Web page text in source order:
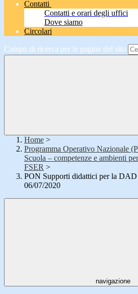
Contatti
Contatti e orari degli uffici
Dove siamo
Circolari
Campo di ricerca per le pagine del sito
Home >
Programma Operativo Nazionale
Scuola – competenze e ambienti
FSER >
PON Supporti didattici per la
06/07/2020
navigazione